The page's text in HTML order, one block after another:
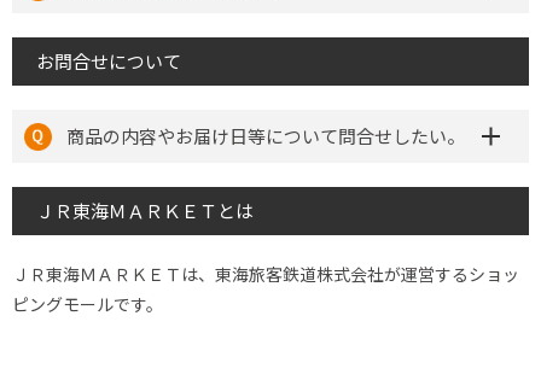
お問合せについて
商品の内容やお届け日等について問合せしたい。
ＪＲ東海ＭＡＲＫＥＴとは
ＪＲ東海ＭＡＲＫＥＴは、東海旅客鉄道株式会社が運営するショッ
ピングモールです。